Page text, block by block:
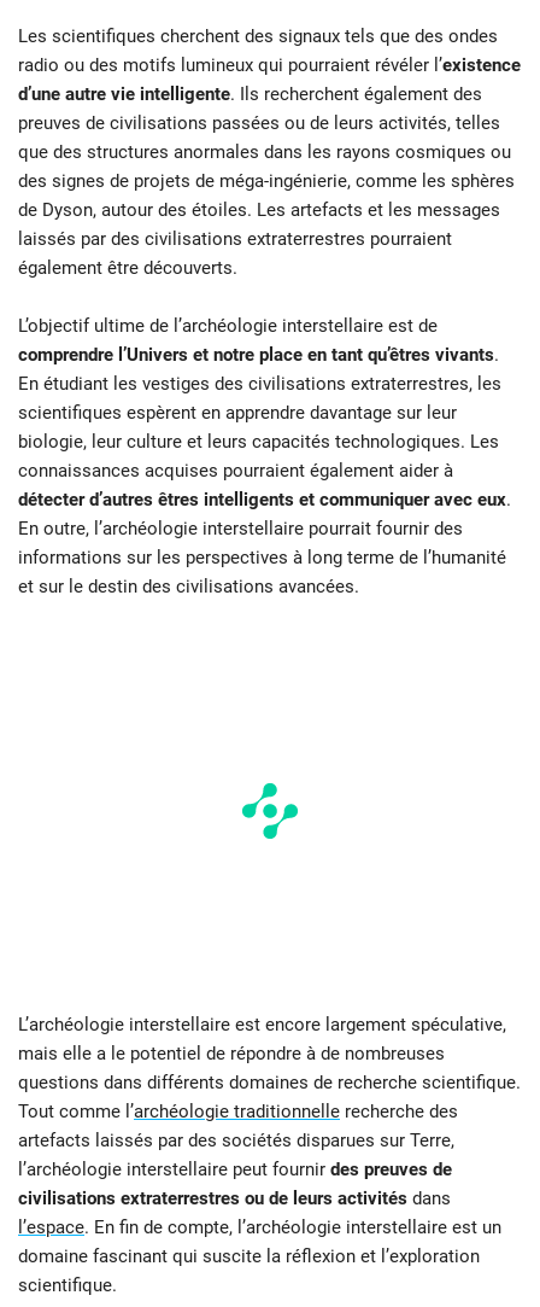
Les scientifiques cherchent des signaux tels que des ondes
radio ou des motifs lumineux qui pourraient révéler l’existence
d’une autre vie intelligente. Ils recherchent également des
preuves de civilisations passées ou de leurs activités, telles
que des structures anormales dans les rayons cosmiques ou
des signes de projets de méga-ingénierie, comme les sphères
de Dyson, autour des étoiles. Les artefacts et les messages
laissés par des civilisations extraterrestres pourraient
également être découverts.
L’objectif ultime de l’archéologie interstellaire est de
comprendre l’Univers et notre place en tant qu’êtres vivants.
En étudiant les vestiges des civilisations extraterrestres, les
scientifiques espèrent en apprendre davantage sur leur
biologie, leur culture et leurs capacités technologiques. Les
connaissances acquises pourraient également aider à
détecter d’autres êtres intelligents et communiquer avec eux.
En outre, l’archéologie interstellaire pourrait fournir des
informations sur les perspectives à long terme de l’humanité
et sur le destin des civilisations avancées.
L’archéologie interstellaire est encore largement spéculative,
mais elle a le potentiel de répondre à de nombreuses
questions dans différents domaines de recherche scientifique.
Tout comme l’archéologie traditionnelle recherche des
artefacts laissés par des sociétés disparues sur Terre,
l’archéologie interstellaire peut fournir des preuves de
civilisations extraterrestres ou de leurs activités dans
l’espace. En fin de compte, l’archéologie interstellaire est un
domaine fascinant qui suscite la réflexion et l’exploration
scientifique.